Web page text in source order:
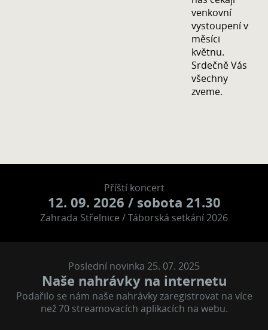
venkovní
vystoupení v
měsíci
květnu.
Srdečně Vás
všechny
zveme.
Příští koncert
12. 09. 2026 / sobota 21.30
Zahrada Střelnice / Táborská setkání 2026
Poslední novinka 25. 07. 2025
Naše nahrávky na internetu
Podařilo se nám naše nahrávky zaregistrovat na více
než 70 streamovacích aplikacích na webu.